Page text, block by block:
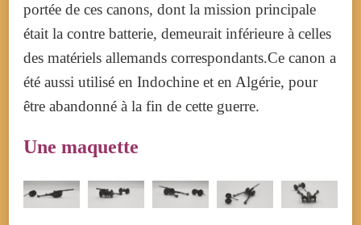
portée de ces canons, dont la mission principale
était la contre batterie, demeurait inférieure à celles
des matériels allemands correspondants.Ce canon a
été aussi utilisé en Indochine et en Algérie, pour
être abandonné à la fin de cette guerre.
Une maquette